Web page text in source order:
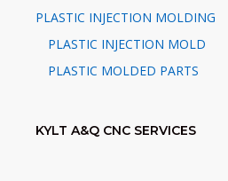
PLASTIC INJECTION MOLDING
PLASTIC INJECTION MOLD
PLASTIC MOLDED PARTS
KYLT A&Q CNC SERVICES